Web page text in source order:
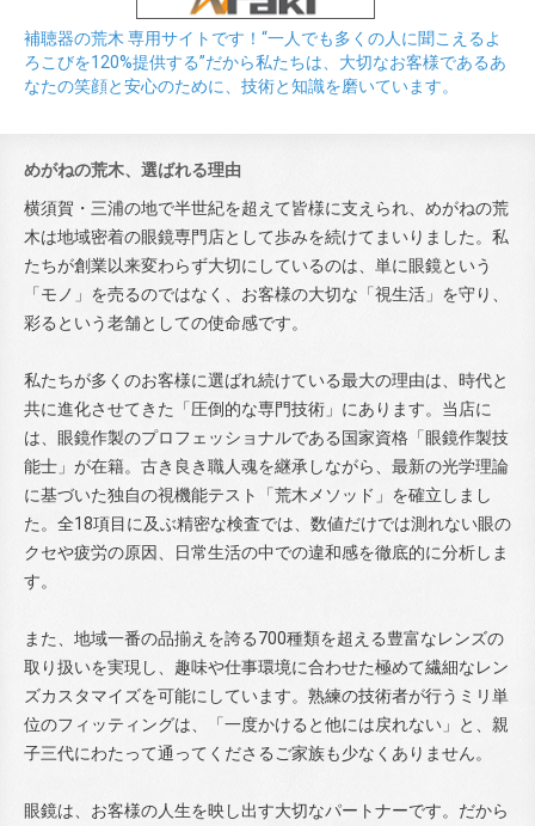
補聴器の荒木 専用サイトです！“一人でも多くの人に聞こえるよ
ろこびを120%提供する”だから私たちは、大切なお客様であるあ
なたの笑顔と安心のために、技術と知識を磨いています。
めがねの荒木、選ばれる理由
横須賀・三浦の地で半世紀を超えて皆様に支えられ、めがねの荒
木は地域密着の眼鏡専門店として歩みを続けてまいりました。私
たちが創業以来変わらず大切にしているのは、単に眼鏡という
「モノ」を売るのではなく、お客様の大切な「視生活」を守り、
彩るという老舗としての使命感です。
私たちが多くのお客様に選ばれ続けている最大の理由は、時代と
共に進化させてきた「圧倒的な専門技術」にあります。当店に
は、眼鏡作製のプロフェッショナルである国家資格「眼鏡作製技
能士」が在籍。古き良き職人魂を継承しながら、最新の光学理論
に基づいた独自の視機能テスト「荒木メソッド」を確立しまし
た。全18項目に及ぶ精密な検査では、数値だけでは測れない眼の
クセや疲労の原因、日常生活の中での違和感を徹底的に分析しま
す。
また、地域一番の品揃えを誇る700種類を超える豊富なレンズの
取り扱いを実現し、趣味や仕事環境に合わせた極めて繊細なレン
ズカスタマイズを可能にしています。熟練の技術者が行うミリ単
位のフィッティングは、「一度かけると他には戻れない」と、親
子三代にわたって通ってくださるご家族も少なくありません。
眼鏡は、お客様の人生を映し出す大切なパートナーです。だから